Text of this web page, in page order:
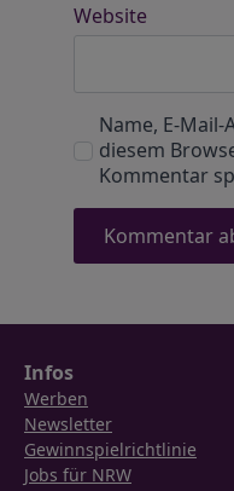
Website
Name, E-
diesem
Kommentar
Infos
Werben
Newsletter
Gewinnspielrichtlinie
Jobs für NRW